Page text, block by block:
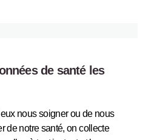
de santé les
nous soigner ou de nous
de notre santé, on collecte